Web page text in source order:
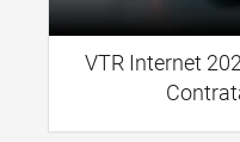
VTR Internet